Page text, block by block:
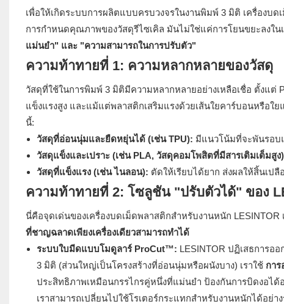
เพื่อให้เกิดระบบการผลิตแบบครบวงจรในงานพิมพ์ 3 มิติ เครื่อง
การกำหนดคุณภาพของวัสดุรีไซเคิล มันไม่ใช่แค่การโยนขยะลงใน
แม่นยำ" และ "ความสามารถในการปรับตัว"
ความท้าทายที่ 1: ความหลากหลายของวัสดุ
วัสดุที่ใช้ในการพิมพ์ 3 มิติมีความหลากหลายอย่างเหลือเชื่อ ตั้งแต่
แข็งแรงสูง และแม้แต่พลาสติกเสริมแรงด้วยเส้นใยคาร์บอนหรือใ
นี้:
วัสดุที่อ่อนนุ่มและยืดหยุ่นได้ (เช่น TPU): มีแนวโน้มที่จะพันรอบ
วัสดุแข็งและเปราะ (เช่น PLA, วัสดุคอมโพสิตที่มีสารเติมเต็มสูง
วัสดุที่แข็งแรง (เช่น ไนลอน): ตัดให้เรียบได้ยาก ส่งผลให้สิ้นเปลื
ความท้าทายที่ 2: โซลูชัน "ปรับตัวได้" ของ
นี่คือจุดเด่นของเครื่องบดเม็ดพลาสติกสำหรับงานหนัก LESINTOR เ
ที่ชาญฉลาดเพียงเครื่องเดียวสามารถทำได้
ระบบใบมีดแบบโมดูลาร์ ProCut™: LESINTOR ปฏิเสธการอ
3 มิติ (ส่วนใหญ่เป็นโครงสร้างที่อ่อนนุ่มหรือผนังบาง) เราใช้ กา
ประสิทธิภาพเหมือนกรรไกรคู่หนึ่งที่แม่นยำ ป้องกันการบิดงอไ
เราสามารถเปลี่ยนไปใช้โรเตอร์กระแทกสำหรับงานหนักได้อย่